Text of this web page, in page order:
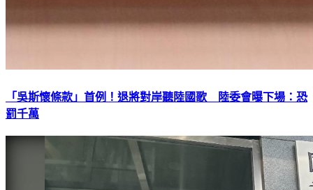
「吳斯懷條款」首例！退將對岸聽陸國歌 陸委會曝下場：恐
罰千萬